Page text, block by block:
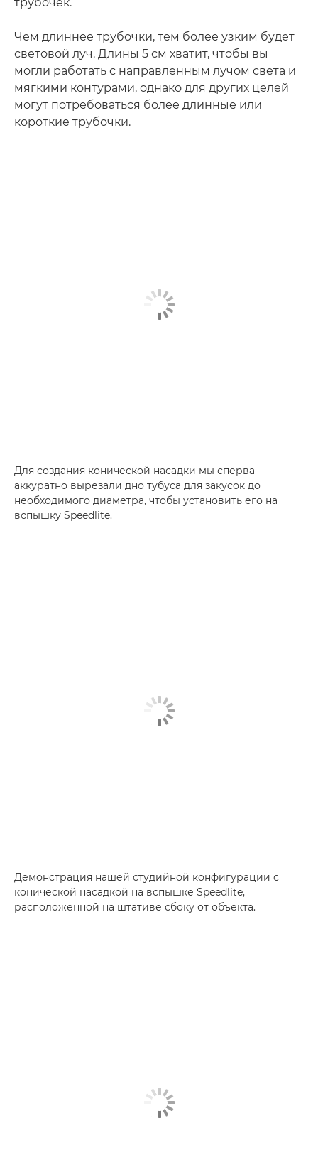
Чем длиннее трубочки, тем более узким будет
световой луч. Длины 5 см хватит, чтобы вы
могли работать с направленным лучом света и
мягкими контурами, однако для других целей
могут потребоваться более длинные или
короткие трубочки.
Для создания конической насадки мы сперва
аккуратно вырезали дно тубуса для закусок до
необходимого диаметра, чтобы установить его на
вспышку Speedlite.
Демонстрация нашей студийной конфигурации с
конической насадкой на вспышке Speedlite,
расположенной на штативе сбоку от объекта.